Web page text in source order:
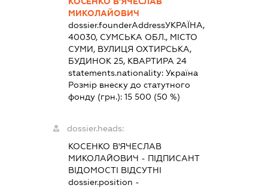
МИКОЛАЙОВИЧ
dossier.founderAddressУКРАЇНА,
40030, СУМСЬКА ОБЛ., МІСТО
СУМИ, ВУЛИЦЯ ОХТИРСЬКА,
БУДИНОК 25, КВАРТИРА 24
statements.nationality: Україна
Розмір внеску до статутного
фонду (грн.): 15 500 (50 %)
dossier.heads:
КОСЕНКО В'ЯЧЕСЛАВ
МИКОЛАЙОВИЧ - ПІДПИСАНТ
ВІДОМОСТІ ВІДСУТНІ
dossier.position -